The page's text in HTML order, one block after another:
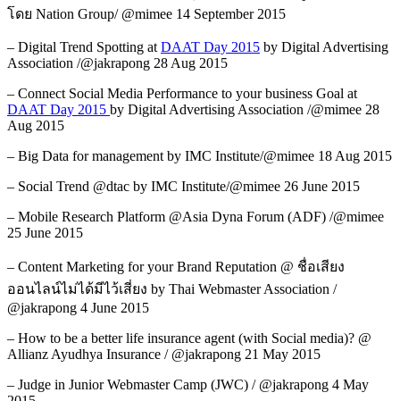
โดย Nation Group/ @mimee 14 September 2015
– Digital Trend Spotting at DAAT Day 2015 by Digital Advertising
Association /@jakrapong 28 Aug 2015
– Connect Social Media Performance to your business Goal at
DAAT Day 2015 by Digital Advertising Association /@mimee 28
Aug 2015
– Big Data for management by IMC Institute/@mimee 18 Aug 2015
– Social Trend @dtac by IMC Institute/@mimee 26 June 2015
– Mobile Research Platform @Asia Dyna Forum (ADF) /@mimee
25 June 2015
– Content Marketing for your Brand Reputation @ ชื่อเสียง
ออนไลน์ไม่ได้มีไว้เสี่ยง by Thai Webmaster Association /
@jakrapong 4 June 2015
– How to be a better life insurance agent (with Social media)? @
Allianz Ayudhya Insurance / @jakrapong 21 May 2015
– Judge in Junior Webmaster Camp (JWC) / @jakrapong 4 May